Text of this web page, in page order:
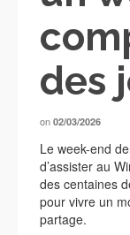
des
on 02/03/2026
Le week-end
d’assister au
des centaines
pour vivre un
partage.